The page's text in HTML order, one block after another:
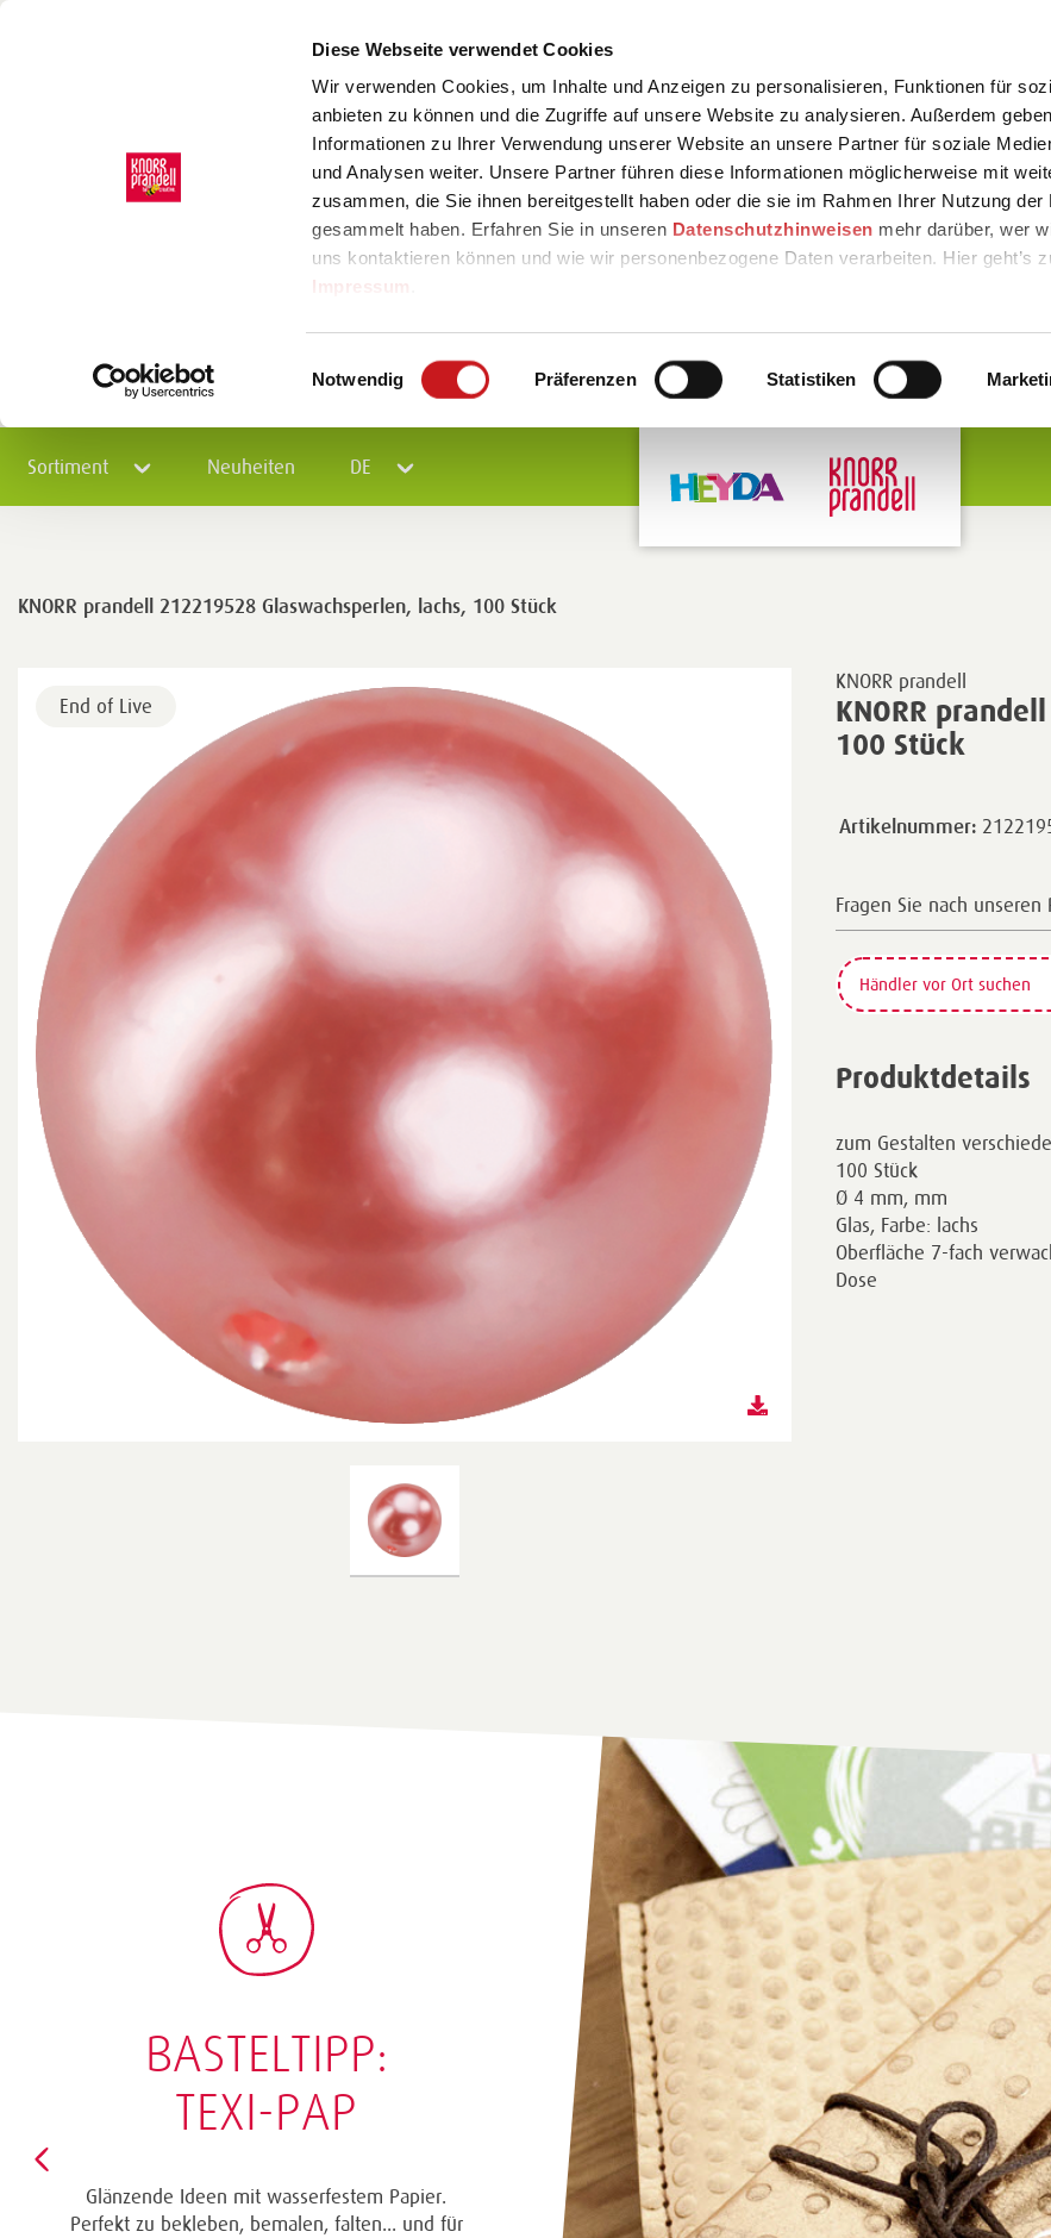
Diese Webseite verwendet Cookies
Wir verwenden Cookies, um Inhalte und Anzeigen zu personalisieren, Funktionen für
anbieten zu können und die Zugriffe auf unsere Website zu analysieren. Außerdem
Informationen zu Ihrer Verwendung unserer Website an unsere Partner für soziale
und Analysen weiter. Unsere Partner führen diese Informationen möglicherweise mit
zusammen, die Sie ihnen bereitgestellt haben oder die sie im Rahmen Ihrer Nutzung der
gesammelt haben. Erfahren Sie in unseren Datenschutzhinweisen mehr darüber, wer
uns kontaktieren können und wie wir personenbezogene Daten verarbeiten. Hier geht’s
Impressum
Einwilligungsauswahl
Notwendig Präferenzen Statistiken
Sortiment Neuheiten DE
KNORR prandell
KNORR
100 Stück
KNORR prandell 212219528 Glaswachsperlen, lachs, 100 Stück
End of Live
Artikelnummer:
Fragen Sie nach
Händler vor Ort suchen
Produktdetails
zum Gestalten
100 Stück
Ø 4 mm, mm
Glas, Farbe: lachs
Oberfläche 7-fach
Dose
BASTELTIPP:
TEXI-PAP
Glänzende Ideen mit wasserfestem Papier.
Perfekt zu bekleben, bemalen, falten... und für